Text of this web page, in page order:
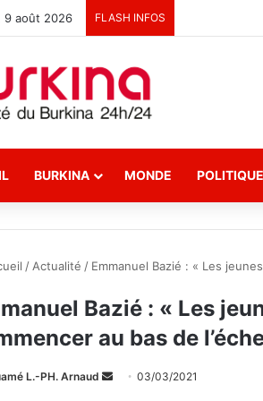
9 août 2026 FLASH INFOS
BURKINA MONDE POLITIQUE
/ Actualité / Emmanuel Bazié : « Les
Bazié : « Les
au bas de
L.-PH. Arnaud 03/03/2021